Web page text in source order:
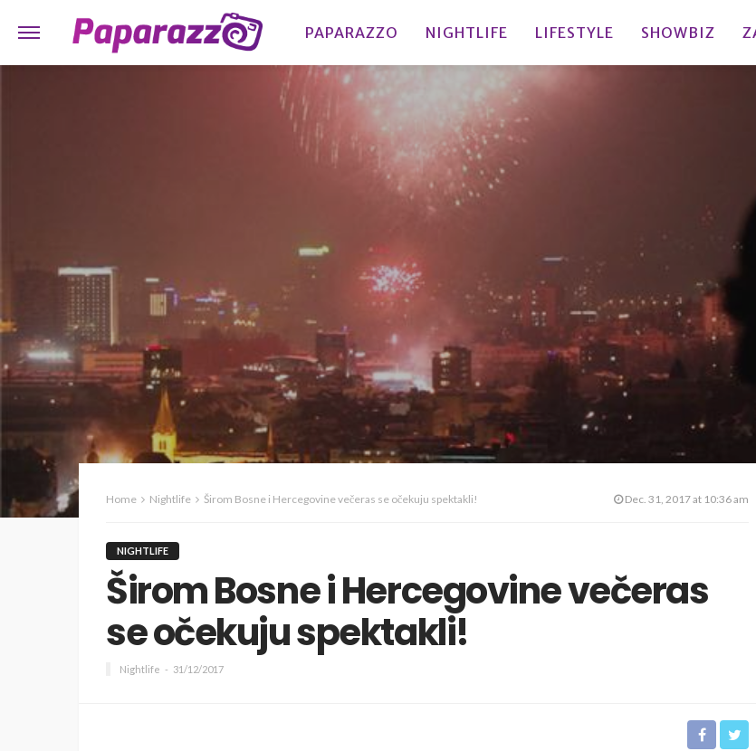
PAPARAZZO NIGHTLIFE LIFESTYLE SHOWBIZ
Home Nightlife Širom Bosne i Hercegovine večeras se očekuju spektakli! Dec. 31, 2017 at 10:36 am
NIGHTLIFE
Širom Bosne i Hercegovine večeras
se očekuju spektakli!
Nightlife 31/12/2017